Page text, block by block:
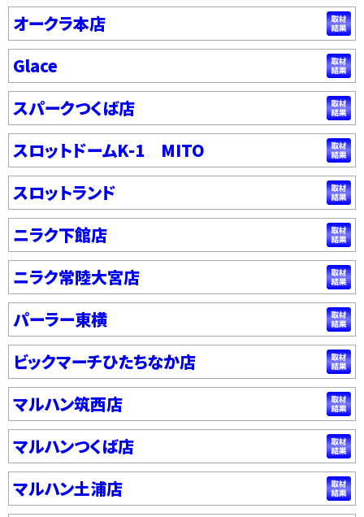
オークラ本店
Glace
スパークつくば店
スロットドームK-1 MITO
スロットランド
ニラク下館店
ニラク常陸大宮店
パーラー東横
ビックマーチひたちなか店
マルハン筑西店
マルハンつくば店
マルハン土浦店